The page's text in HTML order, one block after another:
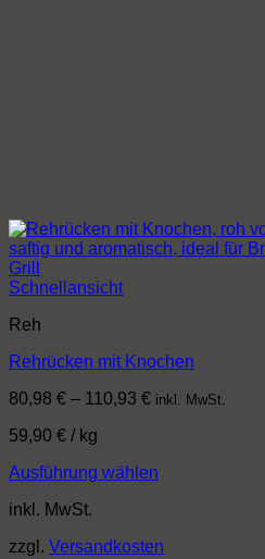
Schnellansicht
Reh
Rehrücken mit Knochen
80,98 € – 110,93 € inkl. MwSt.
59,90 € / kg
Ausführung wählen
Produkt
mehrere
inkl. MwSt.
zzgl. Versandkosten